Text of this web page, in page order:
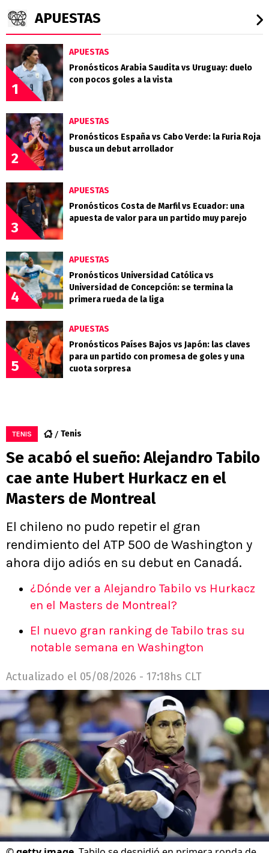
APUESTAS
1
APUESTAS
Pronósticos Arabia Saudita vs Uruguay: duelo
con pocos goles a la vista
2
APUESTAS
Pronósticos España vs Cabo Verde: la Furia Roja
busca un debut arrollador
3
APUESTAS
Pronósticos Costa de Marfil vs Ecuador: una
apuesta de valor para un partido muy parejo
4
APUESTAS
Pronósticos Universidad Católica vs
Universidad de Concepción: se termina la
primera rueda de la liga
5
APUESTAS
Pronósticos Países Bajos vs Japón: las claves
para un partido con promesa de goles y una
cuota sorpresa
TENIS Tenis
Se acabó el sueño: Alejandro Tabilo
cae ante Hubert Hurkacz en el
Masters de Montreal
El chileno no pudo repetir el gran
rendimiento del ATP 500 de Washington y
ahora dijo adiós en su debut en Canadá.
¿Dónde ver a Alejandro Tabilo vs Hurkacz
en el Masters de Montreal?
El nuevo gran ranking de Tabilo tras su
notable semana en Washington
Actualizado el 05/08/2026 - 17:18hs CLT